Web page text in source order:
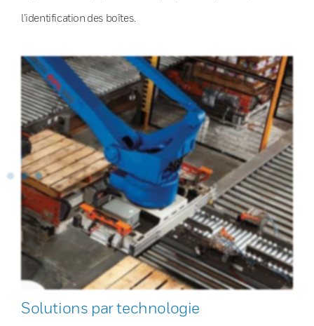
l’identification des boîtes.
Solutions par technologie